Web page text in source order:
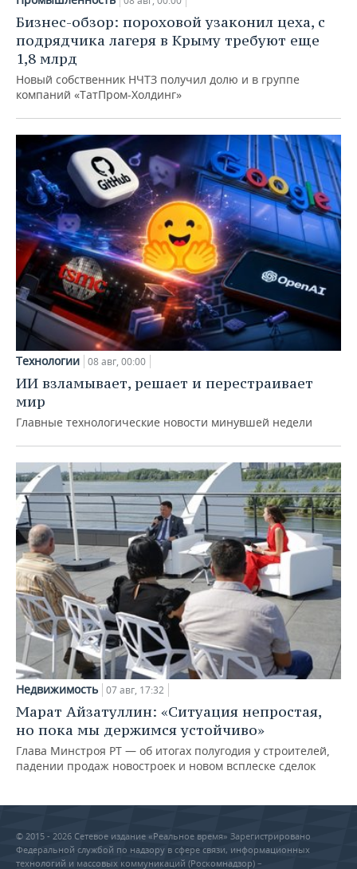
Бизнес-обзор: пороховой узаконил цеха, с
подрядчика лагеря в Крыму требуют еще
1,8 млрд
Новый собственник НЧТЗ получил долю и в группе
компаний «ТатПром-Холдинг»
Технологии 08 авг, 00:00
ИИ взламывает, решает и перестраивает
мир
Главные технологические новости минувшей недели
Недвижимость 07 авг, 17:32
Марат Айзатуллин: «Ситуация непростая,
но пока мы держимся устойчиво»
Глава Минстроя РТ — об итогах полугодия у строителей,
падении продаж новостроек и новом всплеске сделок
© 2015 - 2026 Сетевое издание «Реальное время» Зарегистрировано
Федеральной службой по надзору в сфере связи, информационных
технологий и массовых коммуникаций (Роскомнадзор) –